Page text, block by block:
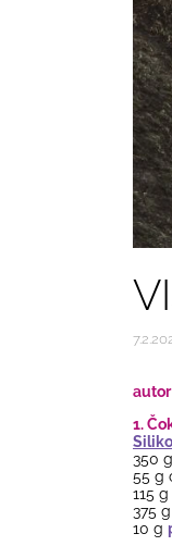
1.
350 g
55 g
115
375
10 g